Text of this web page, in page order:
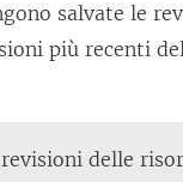
salvate le
più recenti
delle